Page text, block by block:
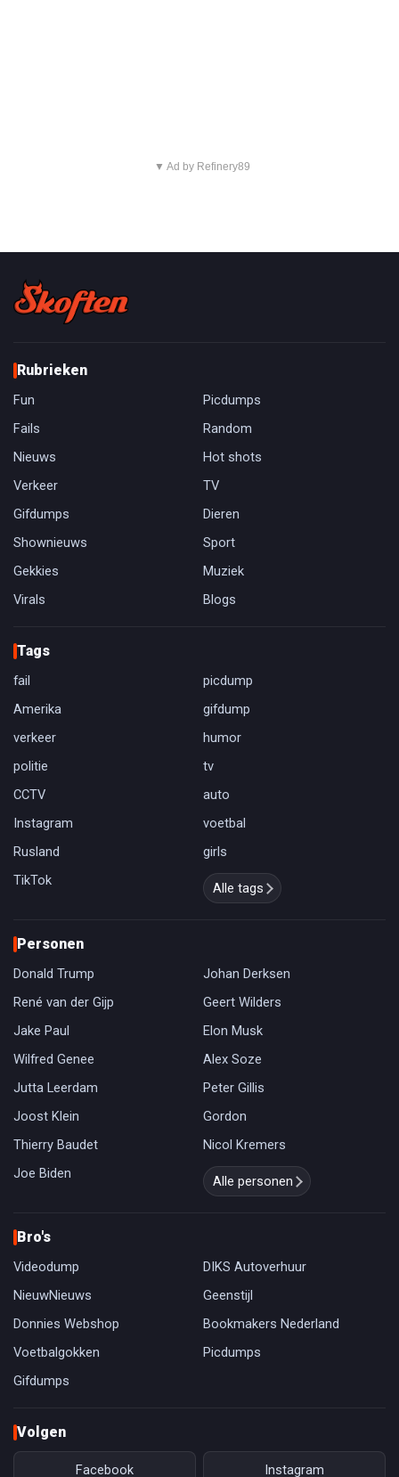
▼ Ad by Refinery89
Rubrieken
Fun
Picdumps
Fails
Random
Nieuws
Hot shots
Verkeer
TV
Gifdumps
Dieren
Shownieuws
Sport
Gekkies
Muziek
Virals
Blogs
Tags
fail
picdump
Amerika
gifdump
verkeer
humor
politie
tv
CCTV
auto
Instagram
voetbal
Rusland
girls
TikTok
Alle tags
Personen
Donald Trump
Johan Derksen
René van der Gijp
Geert Wilders
Jake Paul
Elon Musk
Wilfred Genee
Alex Soze
Jutta Leerdam
Peter Gillis
Joost Klein
Gordon
Thierry Baudet
Nicol Kremers
Joe Biden
Alle personen
Bro's
Videodump
DIKS Autoverhuur
NieuwNieuws
Geenstijl
Donnies Webshop
Bookmakers Nederland
Voetbalgokken
Picdumps
Gifdumps
Volgen
Facebook Instagram